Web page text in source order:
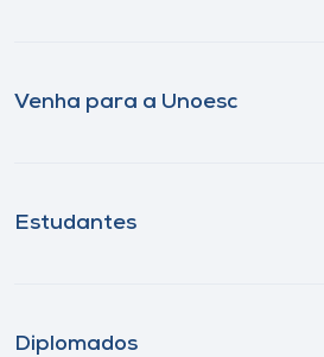
Venha para a Unoesc
Estudantes
Diplomados